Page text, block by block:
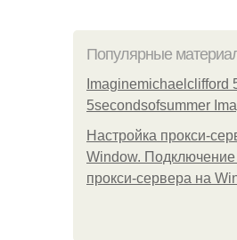
Популярные
Imaginemichaelclifford
5secondsofsummer
Настройка прокси-
Window. Подключение
прокси-сервера на